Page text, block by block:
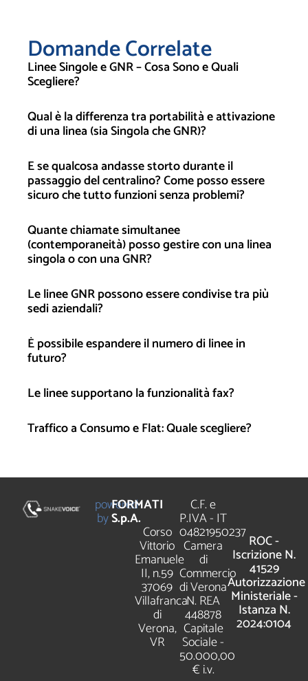
Domande Correlate
Linee Singole e GNR – Cosa Sono e Quali
Scegliere?
Qual è la differenza tra portabilità e attivazione
di una linea (sia Singola che GNR)?
E se qualcosa andasse storto durante il
passaggio del centralino? Come posso essere
sicuro che tutto funzioni senza problemi?
Quante chiamate simultanee
(contemporaneità) posso gestire con una linea
singola o con una GNR?
Le linee GNR possono essere condivise tra più
sedi aziendali?
È possibile espandere il numero di linee in
futuro?
Le linee supportano la funzionalità fax?
Traffico a Consumo e Flat: Quale scegliere?
powered
by
FORMATI
S.p.A.
Corso
Vittorio
Emanuele
II, n.59
37069
Villafranca
di
Verona,
VR
C.F. e
P.IVA - IT
04821950237
Camera
di
Commercio
di Verona
N. REA
448878
Capitale
Sociale -
50.000,00
€ i.v.
ROC -
Iscrizione N.
41529
Autorizzazione
Ministeriale -
Istanza N.
2024:0104